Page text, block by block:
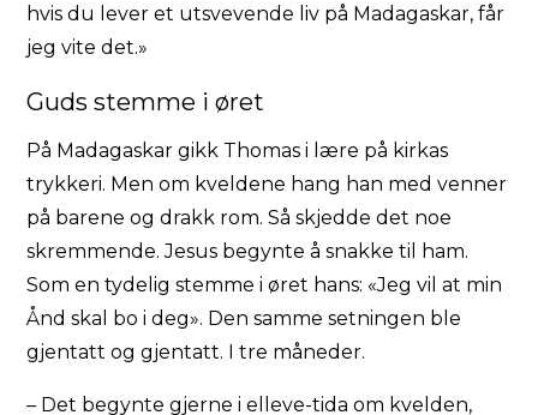
hvis du lever et utsvevende liv på Madagaskar, får
jeg vite det.»
Guds stemme i øret
På Madagaskar gikk Thomas i lære på kirkas
trykkeri. Men om kveldene hang han med venner
på barene og drakk rom. Så skjedde det noe
skremmende. Jesus begynte å snakke til ham.
Som en tydelig stemme i øret hans: «Jeg vil at min
Ånd skal bo i deg». Den samme setningen ble
gjentatt og gjentatt. I tre måneder.
– Det begynte gjerne i elleve-tida om kvelden,